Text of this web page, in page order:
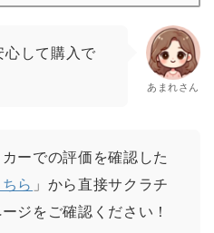
心して購入で
あまれさん
ーでの評価を確認した
ら 」から直接サクラチ
ジをご確認ください！